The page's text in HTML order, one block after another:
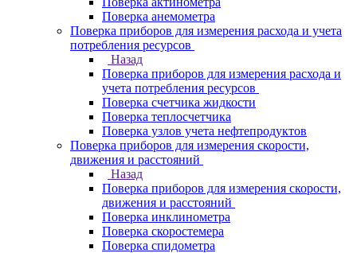
Поверка анемометра
Поверка приборов для измерения расхода и учета
потребления ресурсов
Назад
Поверка приборов для измерения расхода и
учета потребления ресурсов
Поверка счетчика жидкости
Поверка теплосчетчика
Поверка узлов учета нефтепродуктов
Поверка приборов для измерения скорости,
движения и расстояний
Назад
Поверка приборов для измерения скорости,
движения и расстояний
Поверка инклинометра
Поверка скоростемера
Поверка спидометра